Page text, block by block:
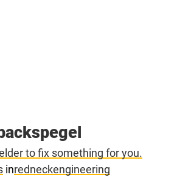
to fix something for you.
inredneckengineering